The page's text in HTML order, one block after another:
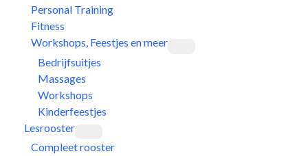
Personal Training
Fitness
Workshops, Feestjes en meer
Bedrijfsuitjes
Massages
Workshops
Kinderfeestjes
Lesrooster
Compleet rooster